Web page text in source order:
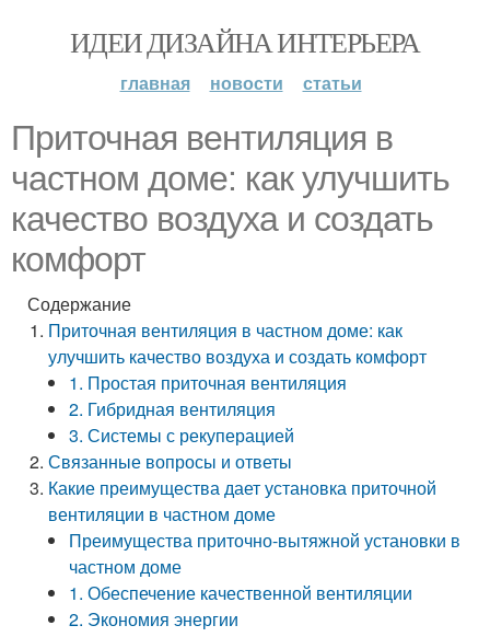
ИДЕИ ДИЗАЙНА ИНТЕРЬЕРА
главная новости статьи
Приточная вентиляция в
частном доме: как улучшить
качество воздуха и создать
комфорт
Содержание
Приточная вентиляция в частном доме: как
улучшить качество воздуха и создать комфорт
1. Простая приточная вентиляция
2. Гибридная вентиляция
3. Системы с рекуперацией
Связанные вопросы и ответы
Какие преимущества дает установка приточной
вентиляции в частном доме
Преимущества приточно-вытяжной установки в
частном доме
1. Обеспечение качественной вентиляции
2. Экономия энергии